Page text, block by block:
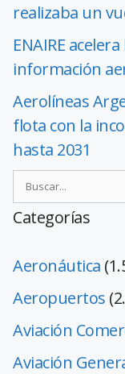
realizaba un
ENAIRE
información
Aerolíneas
flota con la
hasta 2031
Categorías
Aeronáutica
Aeropuertos
Aviación
Aviación